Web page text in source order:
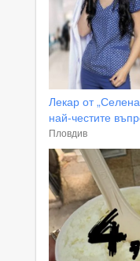
Лекар от
най-честите
Пловдив